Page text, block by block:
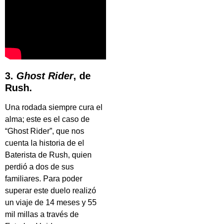
3. Ghost Rider, de
Rush.
Una rodada siempre cura el
alma; este es el caso de
“Ghost Rider”, que nos
cuenta la historia de el
Baterista de Rush, quien
perdió a dos de sus
familiares. Para poder
superar este duelo realizó
un viaje de 14 meses y 55
mil millas a través de